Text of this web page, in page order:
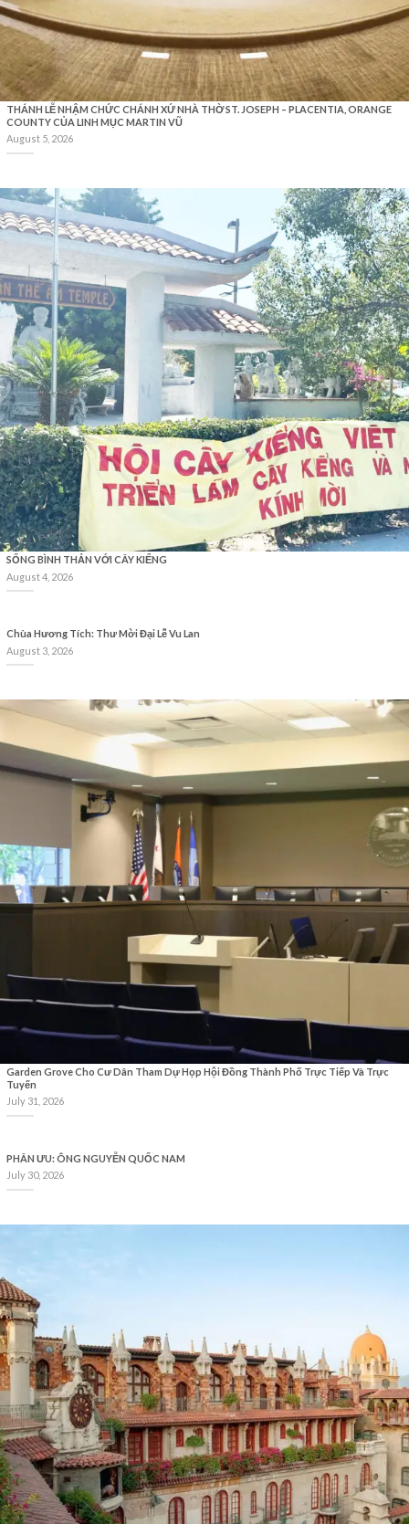
THÁNH LỄ NHẬM CHỨC CHÁNH XỨ NHÀ THỜ ST. JOSEPH – PLACENTIA, ORANGE
COUNTY CỦA LINH MỤC MARTIN VŨ
August 5, 2026
SỐNG BÌNH THẢN VỚI CÂY KIỂNG
August 4, 2026
Chùa Hương Tích: Thư Mời Đại Lễ Vu Lan
August 3, 2026
Garden Grove Cho Cư Dân Tham Dự Họp Hội Đồng Thành Phố Trực Tiếp Và Trực
Tuyến
July 31, 2026
PHÂN ƯU: ÔNG NGUYỄN QUỐC NAM
July 30, 2026